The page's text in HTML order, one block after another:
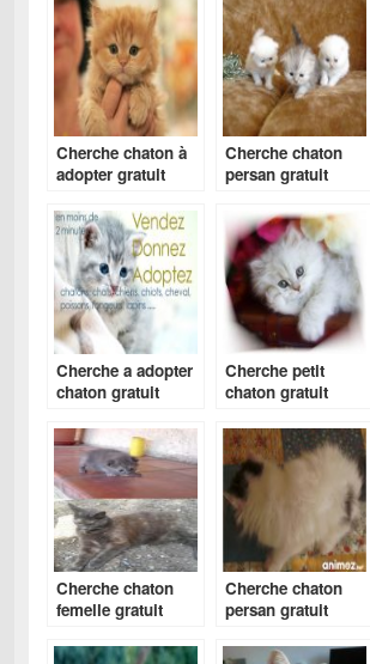
Cherche chaton à
adopter gratuit
Cherche chaton
persan gratuit
Cherche a adopter
chaton gratuit
Cherche petit
chaton gratuit
Cherche chaton
femelle gratuit
Cherche chaton
persan gratuit